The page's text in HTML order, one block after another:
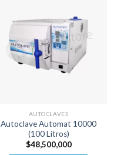
AUTOCLAVES
Autoclave Automat 10000
(100 Litros)
$48,500,000